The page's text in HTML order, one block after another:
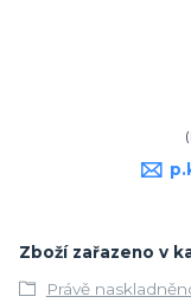
Zboží zařazeno v
Právě